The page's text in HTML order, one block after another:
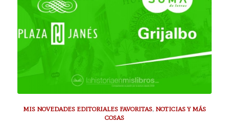
MIS NOVEDADES EDITORIALES FAVORITAS, NOTICIAS Y MÁS
COSAS